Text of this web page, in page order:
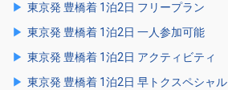
東京発 豊橋着 1泊2日 フリープラン
東京発 豊橋着 1泊2日 一人参加可能
東京発 豊橋着 1泊2日 アクティビティ
東京発 豊橋着 1泊2日 早トクスペシャル